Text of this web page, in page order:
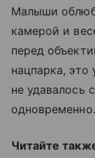
Малыши
камерой и
перед
нацпарка,
не удавалось
одновременно.
Читайте